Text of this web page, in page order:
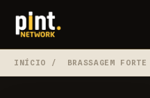
INÍCIO / BRASSAGEM FORTE